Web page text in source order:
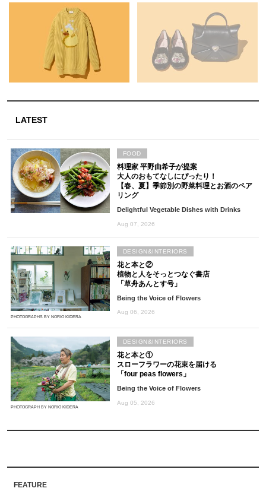
LATEST
料理家 平野由希子が提案
大人のおもてなしにぴったり！
【春、夏】季節別の野菜料理とお酒のペア
リング
Delightful Vegetable Dishes with Drinks
Aug 07, 2026
FOOD
PHOTOGRAPHS BY NORIO KIDERA
花と本と②
植物と人をそっとつなぐ書店
「草舟あんとす号」
Being the Voice of Flowers
Aug 06, 2026
DESIGN&INTERIORS
PHOTOGRAPH BY NORIO KIDERA
花と本と①
スローフラワーの花束を届ける
「four peas flowers」
Being the Voice of Flowers
Aug 05, 2026
DESIGN&INTERIORS
FEATURE